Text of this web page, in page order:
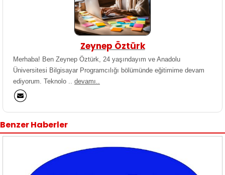
Zeynep Öztürk
Merhaba! Ben Zeynep Öztürk, 24 yaşındayım ve Anadolu
Üniversitesi Bilgisayar Programcılığı bölümünde eğitimime devam
ediyorum. Teknolo .. devamı..
Benzer Haberler